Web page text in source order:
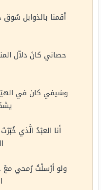
أقمنا بالذوابل
حصاني كانَ دلاّل
وسَيفي كان في
أَنا العبْدُ الَّذي
ولو أرْسلْتُ رُمحي